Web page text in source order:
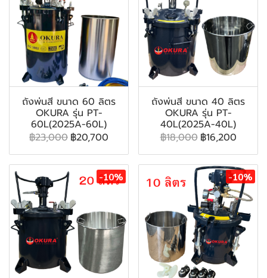
ถังพ่นสี ขนาด 60 ลิตร
OKURA รุ่น PT-
60L(2025A-60L)
฿23,000 ฿20,700
ถังพ่นสี ขนาด 40 ลิตร
OKURA รุ่น PT-
40L(2025A-40L)
฿18,000 ฿16,200
-10% -10%